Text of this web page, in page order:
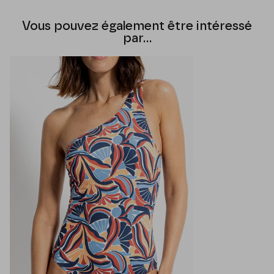
Vous pouvez également être intéressé
par...